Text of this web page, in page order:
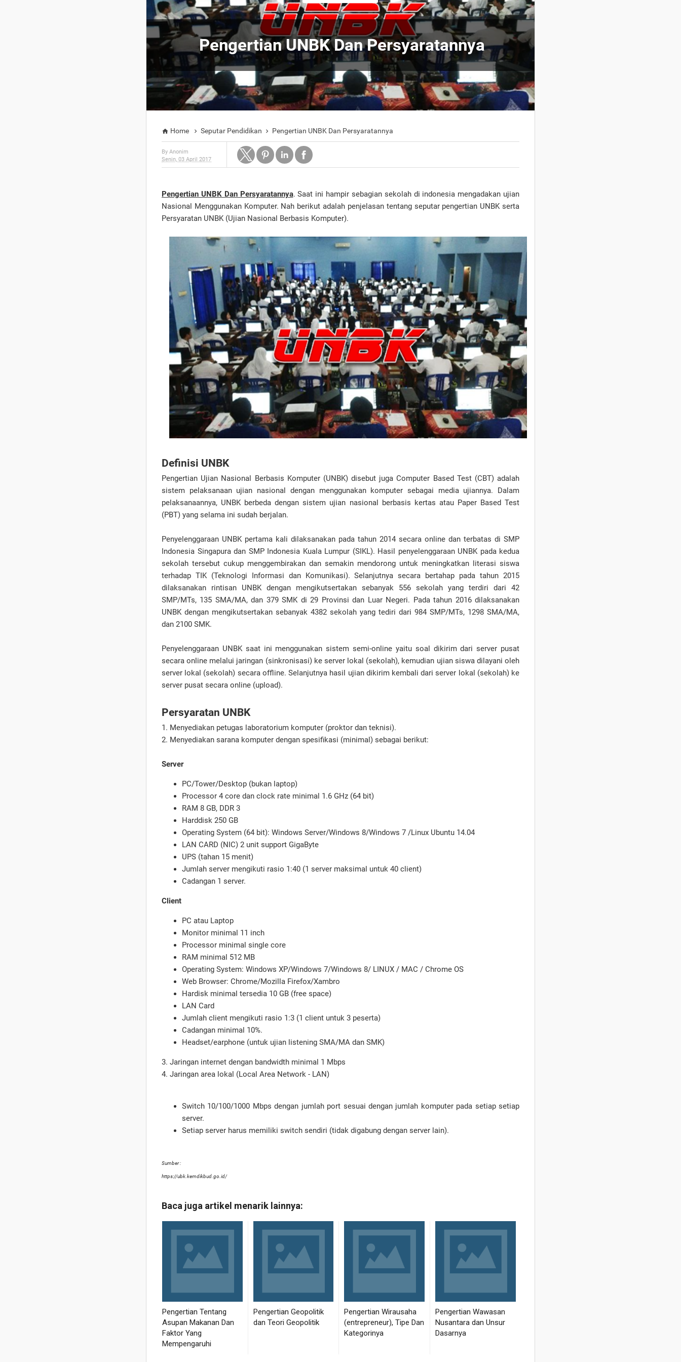
Pengertian UNBK Dan Persyaratannya
 Home  Seputar Pendidikan  Pengertian UNBK Dan Persyaratannya
By Anonim
Senin, 03 April 2017
Pengertian UNBK Dan Persyaratannya. Saat ini hampir sebagian sekolah di indonesia mengadakan ujian
Nasional Menggunakan Komputer. Nah berikut adalah penjelasan tentang seputar pengertian UNBK serta
Persyaratan UNBK (Ujian Nasional Berbasis Komputer).
Definisi UNBK
Pengertian Ujian Nasional Berbasis Komputer (UNBK) disebut juga Computer Based Test (CBT) adalah
sistem pelaksanaan ujian nasional dengan menggunakan komputer sebagai media ujiannya. Dalam
pelaksanaannya, UNBK berbeda dengan sistem ujian nasional berbasis kertas atau Paper Based Test
(PBT) yang selama ini sudah berjalan.
Penyelenggaraan UNBK pertama kali dilaksanakan pada tahun 2014 secara online dan terbatas di SMP
Indonesia Singapura dan SMP Indonesia Kuala Lumpur (SIKL). Hasil penyelenggaraan UNBK pada kedua
sekolah tersebut cukup menggembirakan dan semakin mendorong untuk meningkatkan literasi siswa
terhadap TIK (Teknologi Informasi dan Komunikasi). Selanjutnya secara bertahap pada tahun 2015
dilaksanakan rintisan UNBK dengan mengikutsertakan sebanyak 556 sekolah yang terdiri dari 42
SMP/MTs, 135 SMA/MA, dan 379 SMK di 29 Provinsi dan Luar Negeri. Pada tahun 2016 dilaksanakan
UNBK dengan mengikutsertakan sebanyak 4382 sekolah yang tediri dari 984 SMP/MTs, 1298 SMA/MA,
dan 2100 SMK.
Penyelenggaraan UNBK saat ini menggunakan sistem semi-online yaitu soal dikirim dari server pusat
secara online melalui jaringan (sinkronisasi) ke server lokal (sekolah), kemudian ujian siswa dilayani oleh
server lokal (sekolah) secara offline. Selanjutnya hasil ujian dikirim kembali dari server lokal (sekolah) ke
server pusat secara online (upload).
Persyaratan UNBK
1. Menyediakan petugas laboratorium komputer (proktor dan teknisi).
2. Menyediakan sarana komputer dengan spesifikasi (minimal) sebagai berikut:
Server
PC/Tower/Desktop (bukan laptop)
Processor 4 core dan clock rate minimal 1.6 GHz (64 bit)
RAM 8 GB, DDR 3
Harddisk 250 GB
Operating System (64 bit): Windows Server/Windows 8/Windows 7 /Linux Ubuntu 14.04
LAN CARD (NIC) 2 unit support GigaByte
UPS (tahan 15 menit)
Jumlah server mengikuti rasio 1:40 (1 server maksimal untuk 40 client)
Cadangan 1 server.
Client
PC atau Laptop
Monitor minimal 11 inch
Processor minimal single core
RAM minimal 512 MB
Operating System: Windows XP/Windows 7/Windows 8/ LINUX / MAC / Chrome OS
Web Browser: Chrome/Mozilla Firefox/Xambro
Hardisk minimal tersedia 10 GB (free space)
LAN Card
Jumlah client mengikuti rasio 1:3 (1 client untuk 3 peserta)
Cadangan minimal 10%.
Headset/earphone (untuk ujian listening SMA/MA dan SMK)
3. Jaringan internet dengan bandwidth minimal 1 Mbps
4. Jaringan area lokal (Local Area Network - LAN)
Switch 10/100/1000 Mbps dengan jumlah port sesuai dengan jumlah komputer pada setiap setiap
server.
Setiap server harus memiliki switch sendiri (tidak digabung dengan server lain).
Sumber :
https://ubk.kemdikbud.go.id/